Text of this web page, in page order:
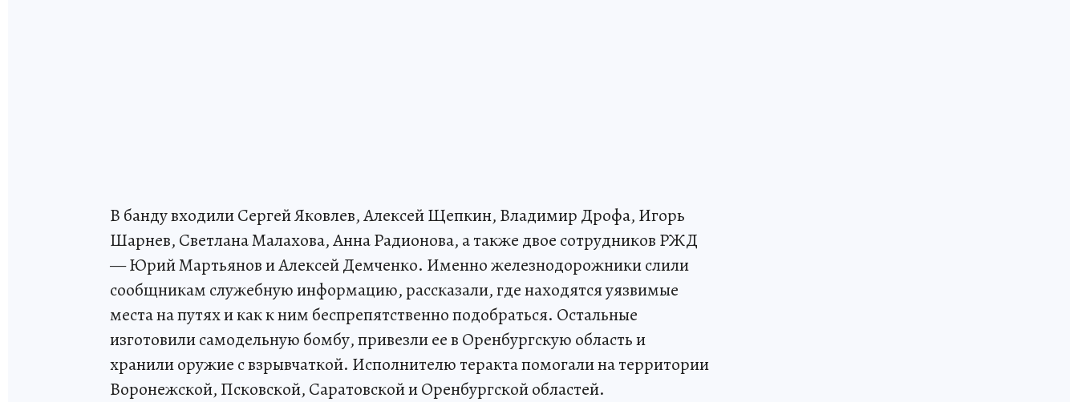
В банду входили Сергей Яковлев, Алексей Щепкин, Владимир Дрофа, Игорь
Шарнев, Светлана Малахова, Анна Радионова, а также двое сотрудников РЖД
— Юрий Мартьянов и Алексей Демченко. Именно железнодорожники слили
сообщникам служебную информацию, рассказали, где находятся уязвимые
места на путях и как к ним беспрепятственно подобраться. Остальные
изготовили самодельную бомбу, привезли ее в Оренбургскую область и
хранили оружие с взрывчаткой. Исполнителю теракта помогали на территории
Воронежской, Псковской, Саратовской и Оренбургской областей.